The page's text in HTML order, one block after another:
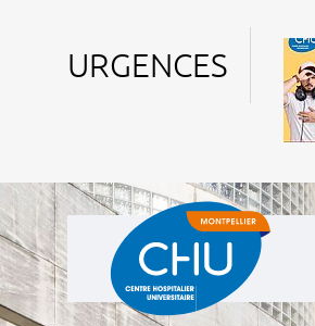
URGENCES